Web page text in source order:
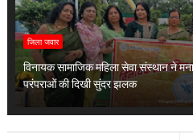
जिला जवार
विनायक सामाजिक महिला सेवा संस्थान ने
परंपराओं की दिखी सुंदर झलक